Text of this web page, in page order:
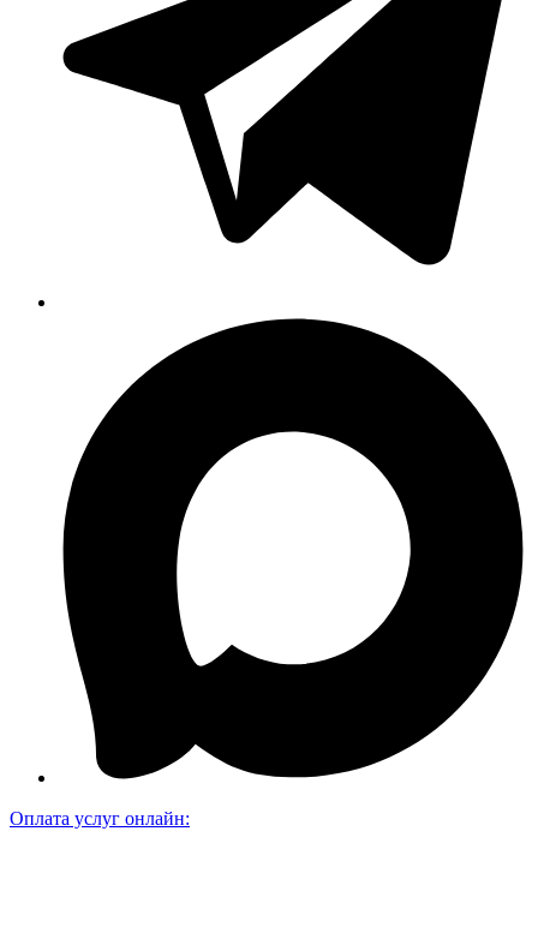
Оплата услуг онлайн: